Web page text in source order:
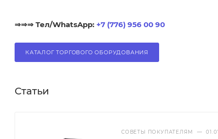
⇒⇒⇒ Тел/WhatsApp: +7 (776) 956 00 90
КАТАЛОГ ТОРГОВОГО ОБОРУДОВАНИЯ
Статьи
СОВЕТЫ ПОКУПАТЕЛЯМ —